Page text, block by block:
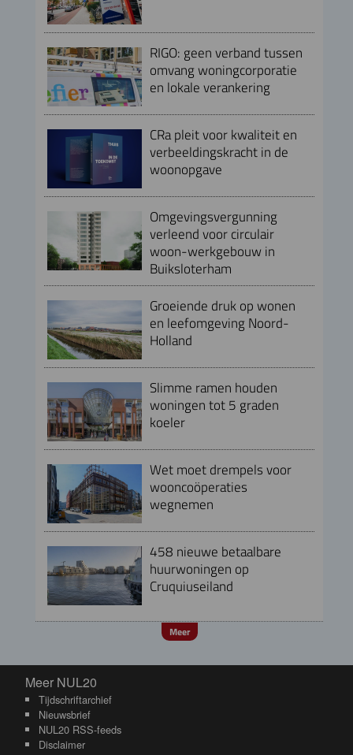
RIGO: geen verband tussen
omvang woningcorporatie
en lokale verankering
CRa pleit voor kwaliteit en
verbeeldingskracht in de
woonopgave
Omgevingsvergunning
verleend voor circulair
woon-werkgebouw in
Buiksloterham
Groeiende druk op wonen
en leefomgeving Noord-
Holland
Slimme ramen houden
woningen tot 5 graden
koeler
Wet moet drempels voor
wooncoöperaties
wegnemen
458 nieuwe betaalbare
huurwoningen op
Cruquiuseiland
Meer
Meer NUL20
Meer NUL20
Tijdschriftarchief
Nieuwsbrief
NUL20 RSS-feeds
Disclaimer